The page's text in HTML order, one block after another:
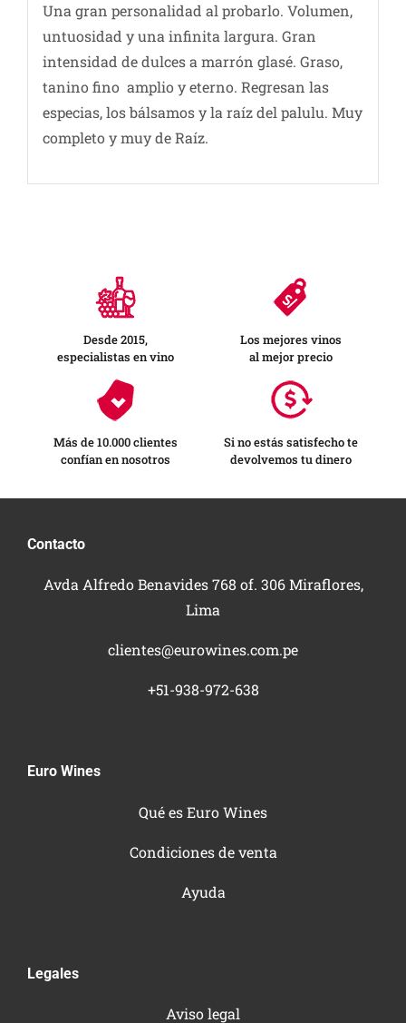
Una gran personalidad al probarlo. Volumen,
untuosidad y una infinita largura. Gran
intensidad de dulces a marrón glasé. Graso,
tanino fino amplio y eterno. Regresan las
especias, los bálsamos y la raíz del palulu. Muy
completo y muy de Raíz.
Desde 2015,
especialistas en vino
Los mejores vinos
al mejor precio
Más de 10.000 clientes
confían en nosotros
Si no estás satisfecho te
devolvemos tu dinero
Contacto
Avda Alfredo Benavides 768 of. 306 Miraflores,
Lima
clientes@eurowines.com.pe
+51-938-972-638
Euro Wines
Qué es Euro Wines
Condiciones de venta
Ayuda
Legales
Aviso legal